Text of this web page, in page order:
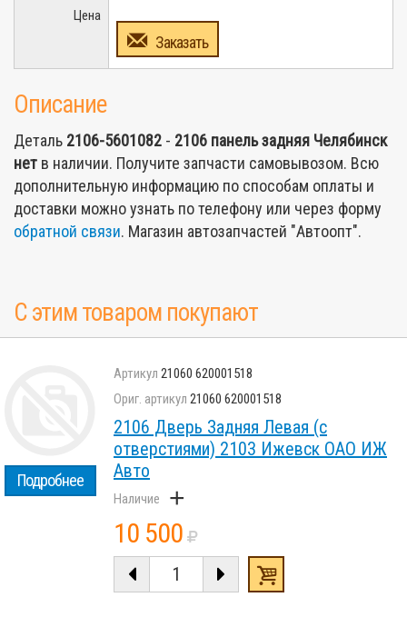
Цена
Заказать
Описание
Деталь 2106-5601082 - 2106 панель задняя Челябинск
нет в наличии. Получите запчасти самовывозом. Всю
дополнительную информацию по способам оплаты и
доставки можно узнать по телефону или через форму
обратной связи. Магазин автозапчастей "Автоопт".
С этим товаром покупают
Подробнее
21060 620001518
21060 620001518
2106 Дверь Задняя Левая (с
отверстиями) 2103 Ижевск ОАО ИЖ
Авто
+
10 500